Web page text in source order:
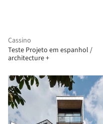
Cassino
Teste Projeto em espanhol /
architecture +